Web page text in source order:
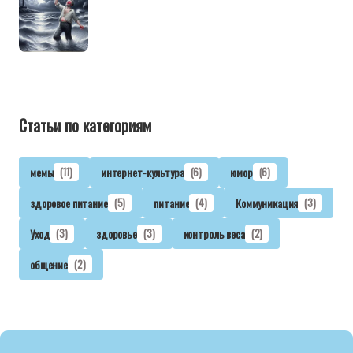
Статьи по категориям
мемы (11) интернет-культура (6) юмор (6)
здоровое питание (5) питание (4) Коммуникация (3)
Уход (3) здоровье (3) контроль веса (2)
общение (2)